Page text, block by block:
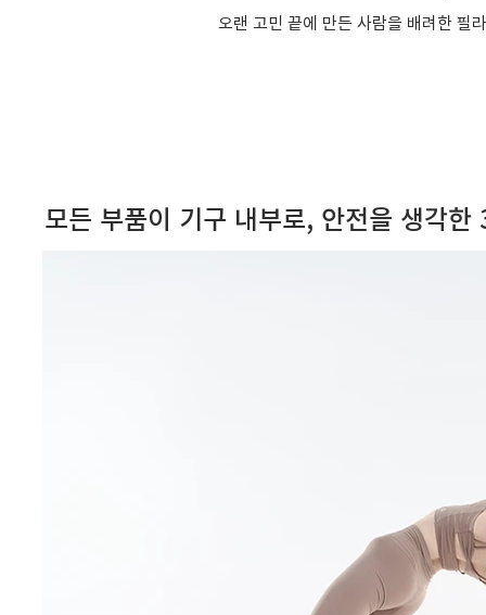
오랜 고민 끝에 만든 사람을 배려한 필
모든 부품이 기구 내부로, 안전을 생각한